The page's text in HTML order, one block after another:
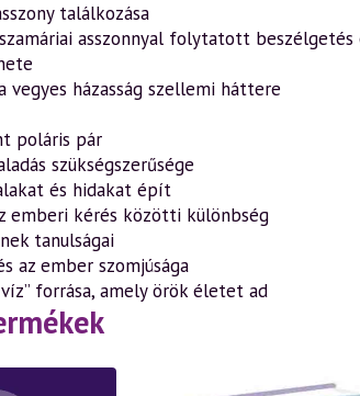
találkozása
szamáriai asszonnyal folytatott
vegyes házasság szellemi háttere
poláris pár
szükségszerűsége
és hidakat épít
emberi kérés közötti különbség
tanulságai
az ember szomjúsága
forrása, amely örök életet ad